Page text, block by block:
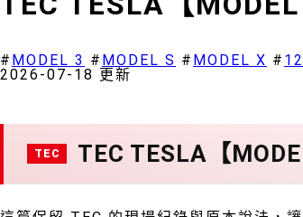
# MODEL 3 # MODEL S # MODEL X #
2026-07-18 更新
TEC TESLA【